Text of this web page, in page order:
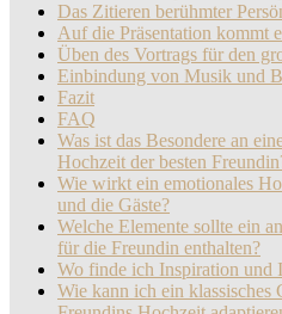
Das Zitieren berühmter
Auf die Präsentation kommt
Üben des Vortrags für den
Einbindung von Musik und
Fazit
FAQ
Was ist das Besondere an
Hochzeit der besten
Wie wirkt ein emotionales
und die Gäste?
Welche Elemente sollte ein
für die Freundin enthalten?
Wo finde ich Inspiration und
Wie kann ich ein klassisches